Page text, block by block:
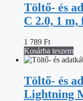
Töltő- és
C 2.0, 1 m,
1 789 Ft
Kosárba teszem
Töltő- és
Lightning